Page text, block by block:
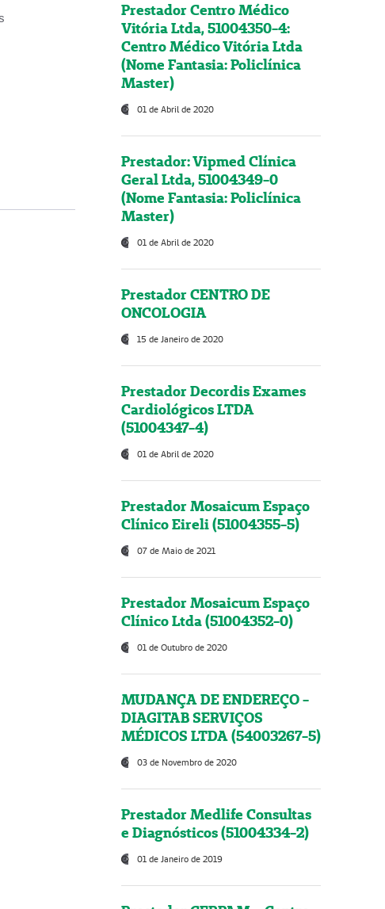
Prestador Centro Médico
Vitória Ltda, 51004350-4:
Centro Médico Vitória Ltda
(Nome Fantasia: Policlínica
Master)
01 de Abril de 2020
Prestador: Vipmed Clínica
Geral Ltda, 51004349-0
(Nome Fantasia: Policlínica
Master)
01 de Abril de 2020
Prestador CENTRO DE
ONCOLOGIA
15 de Janeiro de 2020
Prestador Decordis Exames
Cardiológicos LTDA
(51004347-4)
01 de Abril de 2020
Prestador Mosaicum Espaço
Clínico Eireli (51004355-5)
07 de Maio de 2021
Prestador Mosaicum Espaço
Clínico Ltda (51004352-0)
01 de Outubro de 2020
MUDANÇA DE ENDEREÇO -
DIAGITAB SERVIÇOS
MÉDICOS LTDA (54003267-5)
03 de Novembro de 2020
Prestador Medlife Consultas
e Diagnósticos (51004334-2)
01 de Janeiro de 2019